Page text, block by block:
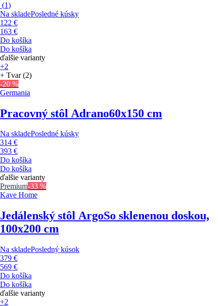
(1)
Na skladePosledné kúsky
122 €
163 €
Do košíka
Do košíka
ďalšie varianty
+2
+ Tvar (2)
-20 %
Germania
Pracovný stôl Adrano60x150 cm
Na skladePosledné kúsky
314 €
393 €
Do košíka
Do košíka
ďalšie varianty
Premium-33 %
Kave Home
Jedálenský stôl ArgoSo sklenenou doskou,
100x200 cm
Na skladePosledný kúsok
379 €
569 €
Do košíka
Do košíka
ďalšie varianty
+2